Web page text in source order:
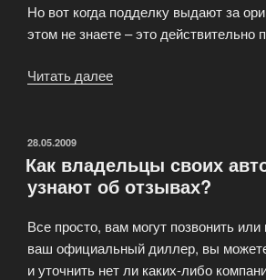
Но вот когда подделку выдают за
этом не знаете – это действительно
Читать далее
а
где
ОПУБЛИКОВАНО
28.05.2009
Как владельцы своих
узнают об отзывах?
Все просто, вам могут позвонить
ваш официальный диллер, вы
и уточнить нет ли каких-либо